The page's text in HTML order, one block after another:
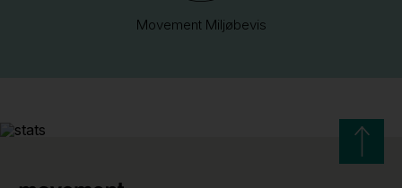
Movement Miljøbevis